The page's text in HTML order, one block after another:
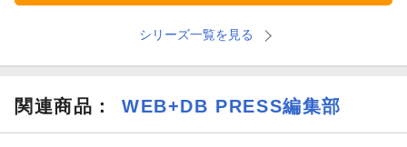
シリーズ一覧を見る
関連商品 ： WEB+DB PRESS編集部